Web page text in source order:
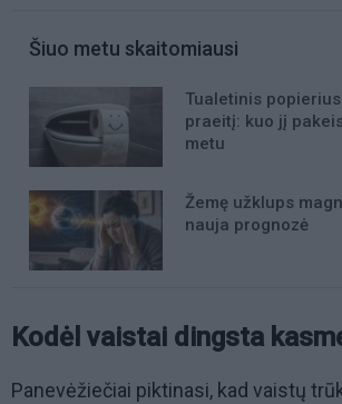
Šiuo metu skaitomiausi
Tualetinis
praeitį: kuo jį
metu
Žemę užklups
nauja prognozė
Kodėl vaistai dingsta
Panevėžiečiai piktinasi, kad vaistų